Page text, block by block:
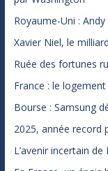
Royaume-Uni :
Xavier Niel, le
Ruée des fortunes
France : le
Bourse : Samsung
2025, année record
L’avenir incertain